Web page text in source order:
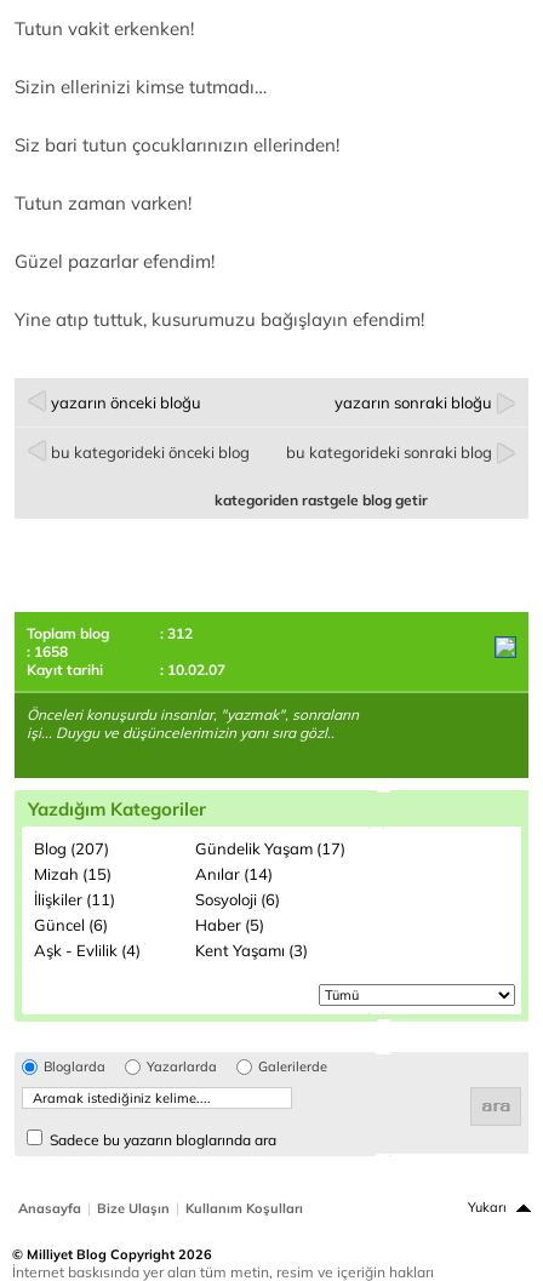
Tutun vakit erkenken!
Sizin ellerinizi kimse tutmadı…
Siz bari tutun çocuklarınızın ellerinden!
Tutun zaman varken!
Güzel pazarlar efendim!
Yine atıp tuttuk, kusurumuzu bağışlayın efendim!
yazarın önceki bloğu yazarın sonraki bloğu
bu kategorideki önceki blog bu kategorideki sonraki blog
kategoriden rastgele blog getir
Toplam blog
: 312
: 1658
Kayıt tarihi
: 10.02.07
Önceleri konuşurdu insanlar, "yazmak", sonraların
işi... Duygu ve düşüncelerimizin yanı sıra gözl..
Yazdığım Kategoriler
Blog (207)
Gündelik Yaşam (17)
Mizah (15)
Anılar (14)
İlişkiler (11)
Sosyoloji (6)
Güncel (6)
Haber (5)
Aşk - Evlilik (4)
Kent Yaşamı (3)
Bloglarda Yazarlarda Galerilerde
Sadece bu yazarın bloglarında ara
Anasayfa | Bize Ulaşın | Kullanım Koşulları Yukarı
© Milliyet Blog Copyright 2026
İnternet baskısında yer alan tüm metin, resim ve içeriğin hakları